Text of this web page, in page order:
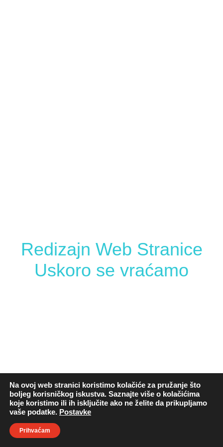
Redizajn Web Stranice
Uskoro se vraćamo
Na ovoj web stranici koristimo kolačiće za pružanje što
boljeg korisničkog iskustva. Saznajte više o kolačićima
koje koristimo ili ih isključite ako ne želite da prikupljamo
vaše podatke. Postavke
Prihvaćam